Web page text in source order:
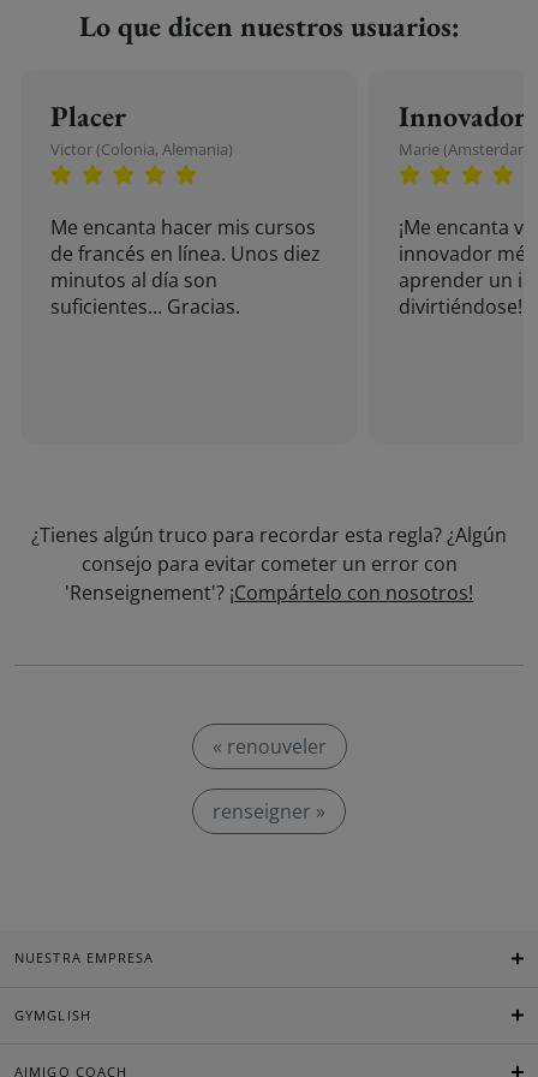
Lo que dicen nuestros usuarios:
Placer
Victor (Colonia, Alemania)
Me encanta hacer mis cursos
de francés en línea. Unos diez
minutos al día son
suficientes... Gracias.
Innovador
Marie (Amsterdam,
¡Me encanta
innovador
aprender un
divirtiéndose!
¿Tienes algún truco para recordar esta regla? ¿Algún
consejo para evitar cometer un error con
'Renseignement'? ¡Compártelo con nosotros!
« renouveler
renseigner »
NUESTRA EMPRESA
GYMGLISH
AIMIGO COACH